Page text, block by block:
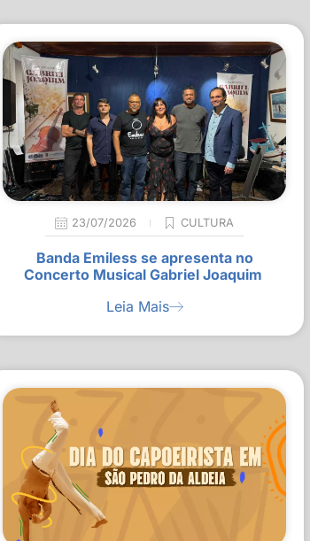
23/07/2026 CULTURA
Banda Emiless se apresenta no
Concerto Musical Gabriel Joaquim
Leia Mais